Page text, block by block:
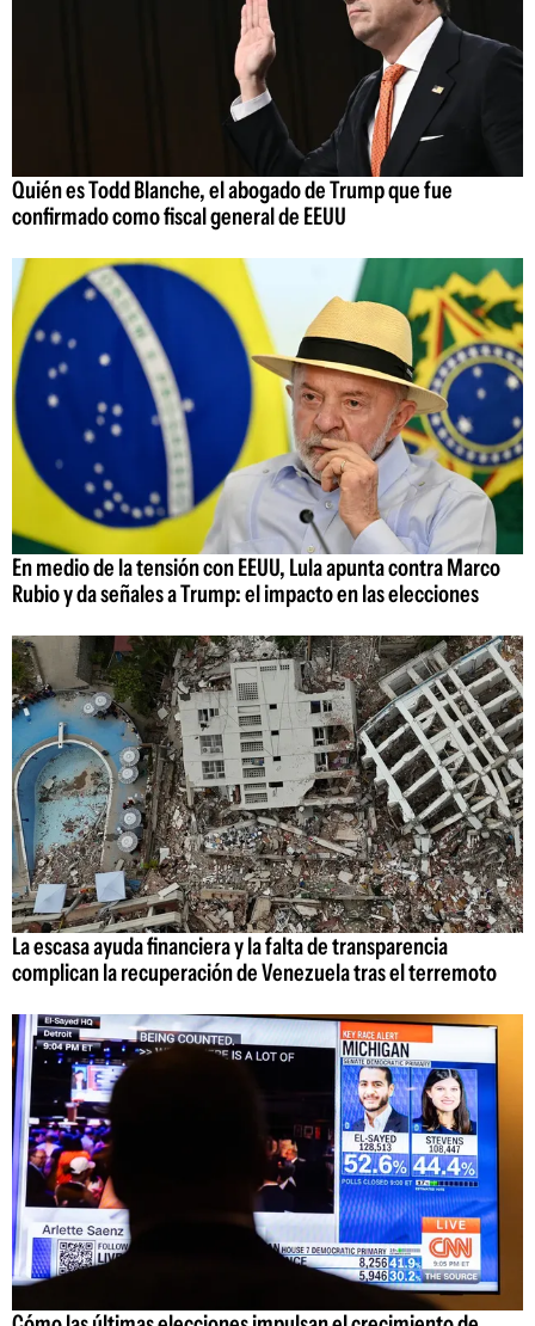
Quién es Todd Blanche, el abogado de Trump que fue
confirmado como fiscal general de EEUU
En medio de la tensión con EEUU, Lula apunta contra Marco
Rubio y da señales a Trump: el impacto en las elecciones
La escasa ayuda financiera y la falta de transparencia
complican la recuperación de Venezuela tras el terremoto